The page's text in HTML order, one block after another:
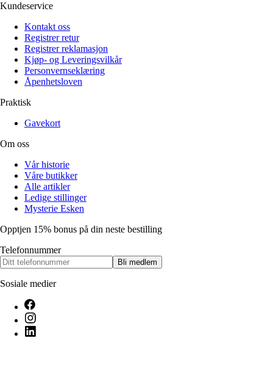
Kundeservice
Kontakt oss
Registrer retur
Registrer reklamasjon
Kjøp- og Leveringsvilkår
Personvernseklæring
Åpenhetsloven
Praktisk
Gavekort
Om oss
Vår historie
Våre butikker
Alle artikler
Ledige stillinger
Mysterie Esken
Opptjen 15% bonus på din neste bestilling
Telefonnummer
Bli medlem
Sosiale medier